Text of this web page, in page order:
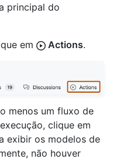
principal do
em
Actions.
menos um fluxo de
clique em
exibir os modelos de
não houver